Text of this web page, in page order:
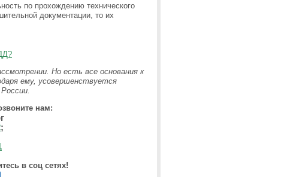
по прохождению технического
документации, то их
Но есть все основания к
ему, усовершенствуется
нам:
;
в соц сетях!